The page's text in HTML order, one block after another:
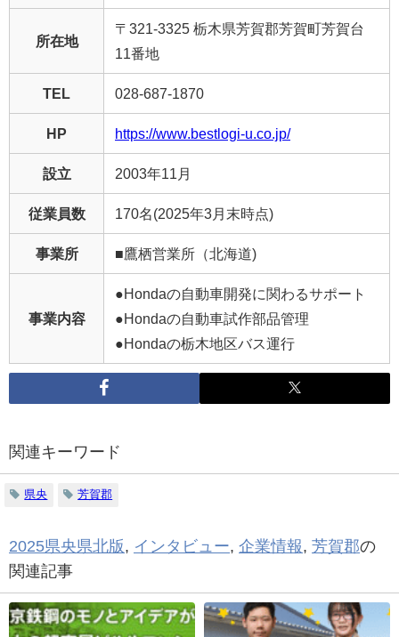
所在地
〒321-3325 栃木県芳賀郡芳賀町芳賀台
11番地
TEL 028-687-1870
HP https://www.bestlogi-u.co.jp/
設立 2003年11月
従業員数 170名(2025年3月末時点)
事業所 ■鷹栖営業所（北海道)
事業内容
●Hondaの自動車開発に関わるサポート
●Hondaの自動車試作部品管理
●Hondaの栃木地区バス運行
関連キーワード
県央 芳賀郡
2025県央県北版, インタビュー, 企業情報, 芳賀郡の
関連記事